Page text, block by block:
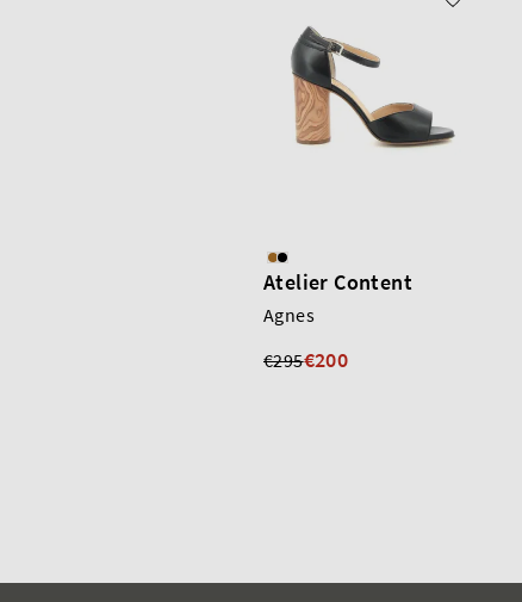
Atelier Content
Agnes
€295€200